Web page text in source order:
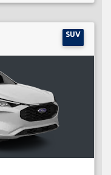
SUV